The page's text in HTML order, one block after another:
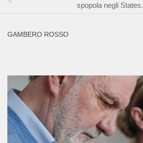
spopola negli States.
GAMBERO ROSSO